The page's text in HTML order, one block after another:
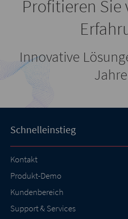
Profitieren Sie
Innovative
Schnelleinstieg
Kontakt
Produkt-Demo
Kundenbereich
Support & Services